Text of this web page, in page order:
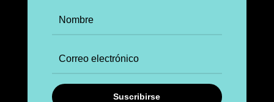
Suscribirse